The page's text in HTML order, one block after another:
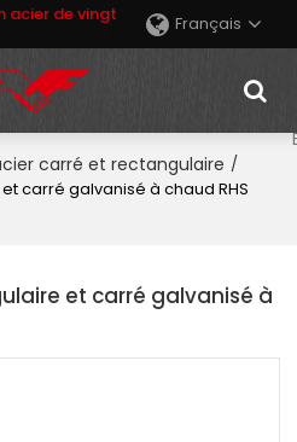
acier de vingt
Français
carré et rectangulaire /
carré galvanisé à chaud RHS
et carré galvanisé à